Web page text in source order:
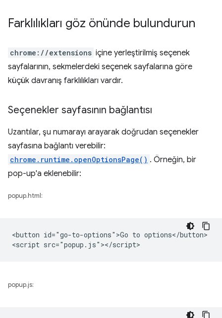
Farklılıkları göz önünde bulundurun
chrome://extensions içine yerleştirilmiş seçenek
sayfalarının, sekmelerdeki seçenek sayfalarına göre
küçük davranış farklılıkları vardır.
Seçenekler sayfasının bağlantısı
Uzantılar, şu numarayı arayarak doğrudan seçenekler
sayfasına bağlantı verebilir:
chrome.runtime.openOptionsPage() . Örneğin, bir
pop-up'a eklenebilir:
popup.html:
<button id="go-to-options">Go to options</button>
popup.js: